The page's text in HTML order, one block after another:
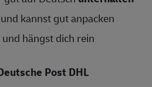
und kannst gut anpacken
und hängst dich rein
Post DHL